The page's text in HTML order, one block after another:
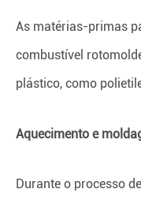
As matérias-primas
combustível
plástico, como
Aquecimento e
Durante o processo